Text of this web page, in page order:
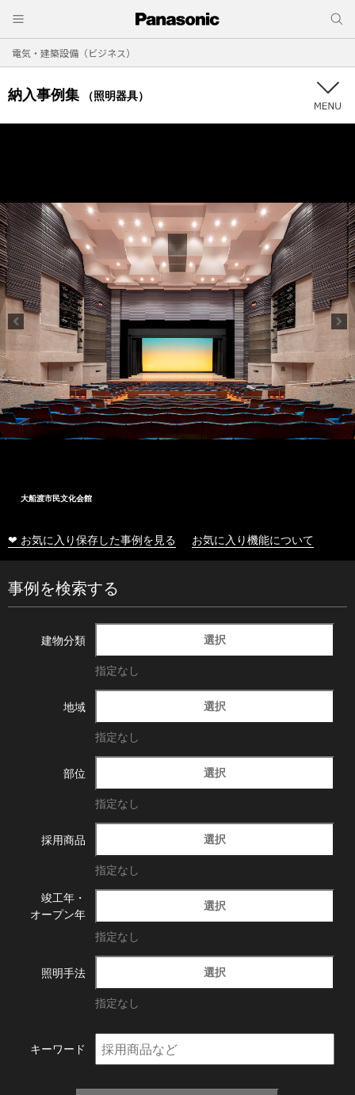
電気・建築設備（ビジネス）
納入事例集 （照明器具）
大船渡市民文化会館
❤ お気に入り保存した事例を見る お気に入り機能について
事例を検索する
建物分類 選択
指定なし
地域 選択
指定なし
部位 選択
指定なし
採用商品 選択
指定なし
竣工年・
オープン年
選択
指定なし
照明手法 選択
指定なし
キーワード